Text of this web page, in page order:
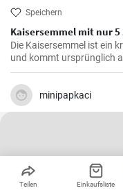
Speichern
Kaisersemmel mit nur
Die Kaisersemmel ist ein
und kommt ursprünglich
sternförmige Muster auf
und natürlich mit Hefeteig
minipapkaci
Teilen Einkaufsliste